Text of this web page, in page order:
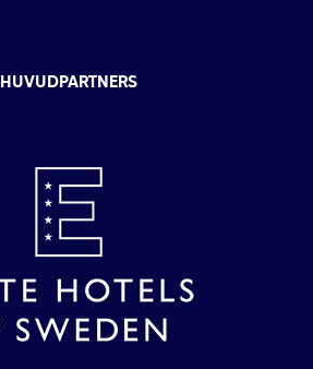
HUVUDPARTNERS